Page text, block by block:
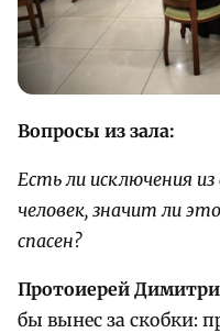
Вопросы из зала:
Есть ли исключения из
человек, значит ли
спасен?
Протоиерей
бы вынес за скобки: